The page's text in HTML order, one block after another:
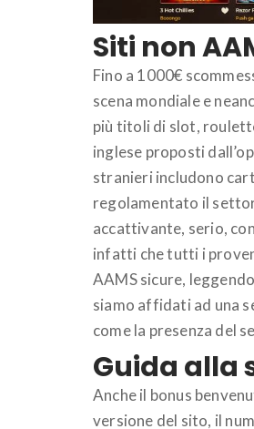
Siti non
Fino a 1000€
scena mondiale e
più titoli di slot,
inglese proposti
stranieri includono
regolamentato il
accattivante, serio,
infatti che tutti i
AAMS sicure,
siamo affidati ad una
come la presenza del
Guida alla
Anche il bonus
versione del sito, il